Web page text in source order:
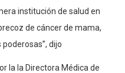
institución de salud en
de cáncer de mama,
dijo
la la Directora Médica de